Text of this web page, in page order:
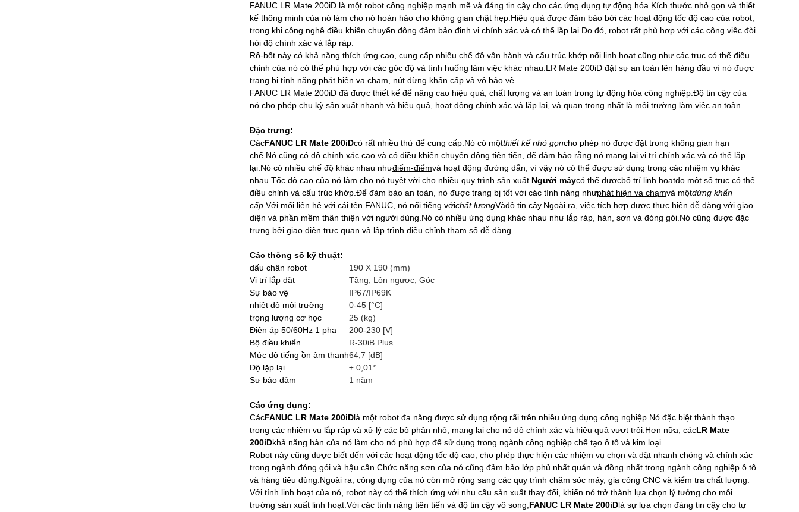
FANUC LR Mate 200iD là một robot công nghiệp mạnh mẽ và đáng tin cậy cho các ứng dụng tự động hóa.Kích thước nhỏ gọn và thiết
kế thông minh của nó làm cho nó hoàn hảo cho không gian chật hẹp.Hiệu quả được đảm bảo bởi các hoạt động tốc độ cao của robot,
trong khi công nghệ điều khiển chuyển động đảm bảo định vị chính xác và có thể lặp lại.Do đó, robot rất phù hợp với các công việc đòi
hỏi độ chính xác và lắp ráp.
Rô-bốt này có khả năng thích ứng cao, cung cấp nhiều chế độ vận hành và cấu trúc khớp nối linh hoạt cũng như các trục có thể điều
chỉnh của nó có thể phù hợp với các góc độ và tình huống làm việc khác nhau.LR Mate 200iD đặt sự an toàn lên hàng đầu vì nó được
trang bị tính năng phát hiện va chạm, nút dừng khẩn cấp và vỏ bảo vệ.
FANUC LR Mate 200iD đã được thiết kế để nâng cao hiệu quả, chất lượng và an toàn trong tự động hóa công nghiệp.Độ tin cậy của
nó cho phép chu kỳ sản xuất nhanh và hiệu quả, hoạt động chính xác và lặp lại, và quan trọng nhất là môi trường làm việc an toàn.
Đặc trưng:
CácFANUC LR Mate 200iDcó rất nhiều thứ để cung cấp.Nó có mộtthiết kế nhỏ gọncho phép nó được đặt trong không gian hạn
chế.Nó cũng có độ chính xác cao và có điều khiển chuyển động tiên tiến, để đảm bảo rằng nó mang lại vị trí chính xác và có thể lặp
lại.Nó có nhiều chế độ khác nhau nhưđiểm-điểmvà hoạt động đường dẫn, vì vậy nó có thể được sử dụng trong các nhiệm vụ khác
nhau.Tốc độ cao của nó làm cho nó tuyệt vời cho nhiều quy trình sản xuất. Người máycó thể đượcbố trí linh hoạtdo một số trục có thể
điều chỉnh và cấu trúc khớp.Để đảm bảo an toàn, nó được trang bị tốt với các tính năng nhưphát hiện va chạmvà mộtdừng khẩn
cấp .Với mối liên hệ với cái tên FANUC, nó nổi tiếng vớichất lượngVàđộ tin cậy.Ngoài ra, việc tích hợp được thực hiện dễ dàng với giao
diện và phần mềm thân thiện với người dùng.Nó có nhiều ứng dụng khác nhau như lắp ráp, hàn, sơn và đóng gói.Nó cũng được đặc
trưng bởi giao diện trực quan và lập trình điều chỉnh tham số dễ dàng.
Các thông số kỹ thuật:
dấu chân robot
190 X 190 (mm)
Vị trí lắp đặt
Tầng, Lộn ngược, Góc
Sự bảo vệ
IP67/IP69K
nhiệt độ môi trường
0-45 [°C]
trọng lượng cơ học
25 (kg)
Điện áp 50/60Hz 1 pha
200-230 [V]
Bộ điều khiển
R-30iB Plus
Mức độ tiếng ồn âm thanh64,7 [dB]
Độ lặp lại
± 0,01*
Sự bảo đảm
1 năm
Các ứng dụng:
CácFANUC LR Mate 200iDlà một robot đa năng được sử dụng rộng rãi trên nhiều ứng dụng công nghiệp.Nó đặc biệt thành thạo
trong các nhiệm vụ lắp ráp và xử lý các bộ phận nhỏ, mang lại cho nó độ chính xác và hiệu quả vượt trội.Hơn nữa, cácLR Mate
200iDkhả năng hàn của nó làm cho nó phù hợp để sử dụng trong ngành công nghiệp chế tạo ô tô và kim loại.
Robot này cũng được biết đến với các hoạt động tốc độ cao, cho phép thực hiện các nhiệm vụ chọn và đặt nhanh chóng và chính xác
trong ngành đóng gói và hậu cần.Chức năng sơn của nó cũng đảm bảo lớp phủ nhất quán và đồng nhất trong ngành công nghiệp ô tô
và hàng tiêu dùng.Ngoài ra, công dụng của nó còn mở rộng sang các quy trình chăm sóc máy, gia công CNC và kiểm tra chất lượng.
Với tính linh hoạt của nó, robot này có thể thích ứng với nhu cầu sản xuất thay đổi, khiến nó trở thành lựa chọn lý tưởng cho môi
trường sản xuất linh hoạt.Với các tính năng tiên tiến và độ tin cậy vô song, FANUC LR Mate 200iDlà sự lựa chọn đáng tin cậy cho tự